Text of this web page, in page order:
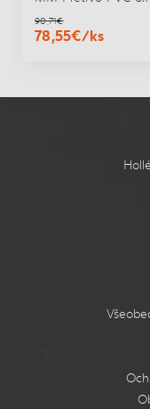
90,71€
78,55€/ks